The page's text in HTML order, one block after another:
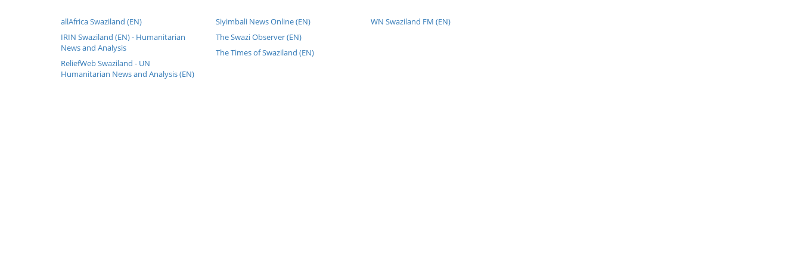
allAfrica Swaziland (EN)
IRIN Swaziland (EN) - Humanitarian
News and Analysis
ReliefWeb Swaziland - UN
Humanitarian News and Analysis (EN)
Siyimbali News Online (EN)
The Swazi Observer (EN)
The Times of Swaziland (EN)
WN Swaziland FM (EN)